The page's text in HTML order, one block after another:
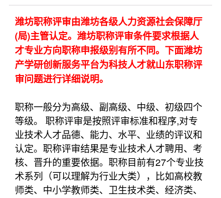
潍坊职称评审由潍坊各级人力资源社会保障厅
(局)主管认定。潍坊职称评审条件要求根据人
才专业方向职称申报级别有所不同。下面潍坊
产学研创新服务平台为科技人才就山东职称评
审问题进行详细说明。
职称一般分为高级、副高级、中级、初级四个
等级。 职称评审是按照评审标准和程序,对专
业技术人才品德、能力、水平、业绩的评议和
认定。职称评审结果是专业技术人才聘用、考
核、晋升的重要依据。职称目前有27个专业技
术系列（可以理解为行业大类），比如高校教
师类、中小学教师类、卫生技术类、经济类、